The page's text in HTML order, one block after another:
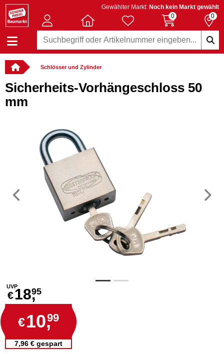
Gewählter Markt: Noch kein Markt gewählt
0
0
Schlösser und Zylinder
Sicherheits-Vorhängeschloss 50
mm
Vorheriges
UVP
€18,95
€10,99
7,96 € gespart